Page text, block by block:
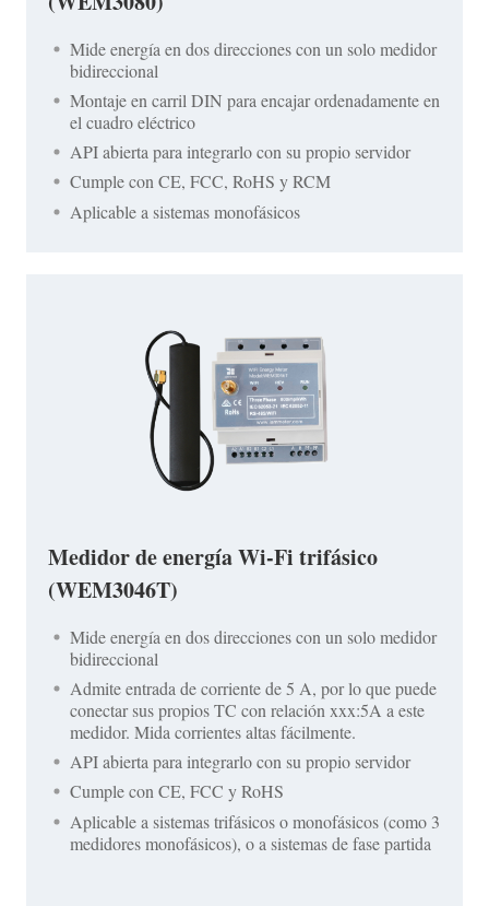
Mide energía en dos direcciones con un solo medidor
bidireccional
Montaje en carril DIN para encajar ordenadamente en
el cuadro eléctrico
API abierta para integrarlo con su propio servidor
Cumple con CE, FCC, RoHS y RCM
Aplicable a sistemas monofásicos
Medidor de energía Wi-Fi trifásico
(WEM3046T)
Mide energía en dos direcciones con un solo medidor
bidireccional
Admite entrada de corriente de 5 A, por lo que puede
conectar sus propios TC con relación xxx:5A a este
medidor. Mida corrientes altas fácilmente.
API abierta para integrarlo con su propio servidor
Cumple con CE, FCC y RoHS
Aplicable a sistemas trifásicos o monofásicos (como 3
medidores monofásicos), o a sistemas de fase partida